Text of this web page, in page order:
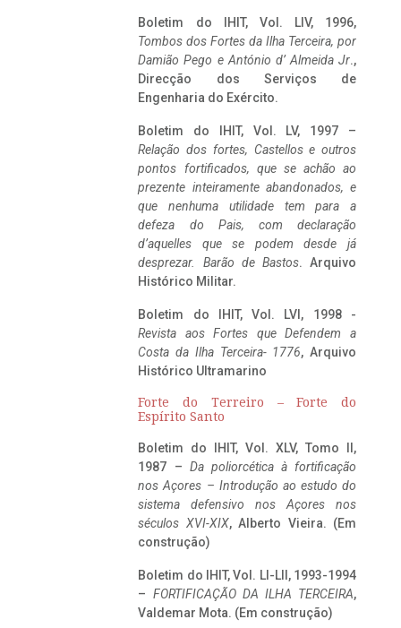
Boletim do IHIT, Vol. LIV, 1996,
Tombos dos Fortes da Ilha Terceira, por
Damião Pego e António d’ Almeida Jr.,
Direcção dos Serviços de
Engenharia do Exército.
Boletim do IHIT, Vol. LV, 1997 –
Relação dos fortes, Castellos e outros
pontos fortificados, que se achão ao
prezente inteiramente abandonados, e
que nenhuma utilidade tem para a
defeza do Pais, com declaração
d’aquelles que se podem desde já
desprezar. Barão de Bastos. Arquivo
Histórico Militar.
Boletim do IHIT, Vol. LVI, 1998 -
Revista aos Fortes que Defendem a
Costa da Ilha Terceira- 1776, Arquivo
Histórico Ultramarino
Forte do Terreiro – Forte do
Espírito Santo
Boletim do IHIT, Vol. XLV, Tomo II,
1987 – Da poliorcética à fortificação
nos Açores – Introdução ao estudo do
sistema defensivo nos Açores nos
séculos XVI-XIX, Alberto Vieira. (Em
construção)
Boletim do IHIT, Vol. LI-LII, 1993-1994
– FORTIFICAÇÃO DA ILHA TERCEIRA,
Valdemar Mota. (Em construção)